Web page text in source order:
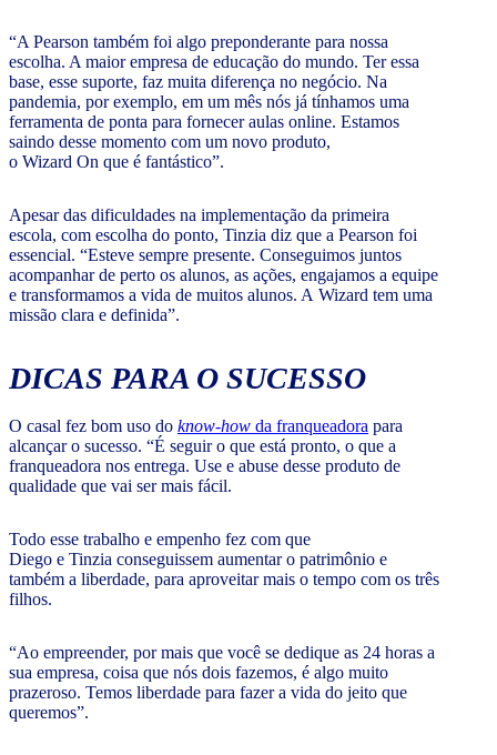
“A Pearson também foi algo preponderante para nossa
escolha. A maior empresa de educação do mundo. Ter essa
base, esse suporte, faz muita diferença no negócio. Na
pandemia, por exemplo, em um mês nós já tínhamos uma
ferramenta de ponta para fornecer aulas online. Estamos
saindo desse momento com um novo produto,
o Wizard On que é fantástico”.
Apesar das dificuldades na implementação da primeira
escola, com escolha do ponto, Tinzia diz que a Pearson foi
essencial. “Esteve sempre presente. Conseguimos juntos
acompanhar de perto os alunos, as ações, engajamos a equipe
e transformamos a vida de muitos alunos. A Wizard tem uma
missão clara e definida”.
DICAS PARA O SUCESSO
O casal fez bom uso do know-how da franqueadora para
alcançar o sucesso. “É seguir o que está pronto, o que a
franqueadora nos entrega. Use e abuse desse produto de
qualidade que vai ser mais fácil.
Todo esse trabalho e empenho fez com que
Diego e Tinzia conseguissem aumentar o patrimônio e
também a liberdade, para aproveitar mais o tempo com os três
filhos.
“Ao empreender, por mais que você se dedique as 24 horas a
sua empresa, coisa que nós dois fazemos, é algo muito
prazeroso. Temos liberdade para fazer a vida do jeito que
queremos”.